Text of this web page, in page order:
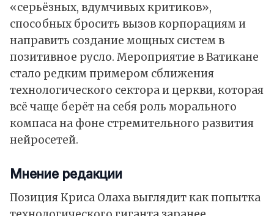
«серьёзных, вдумчивых критиков»,
способных бросить вызов корпорациям и
направить создание мощных систем в
позитивное русло. Мероприятие в Ватикане
стало редким примером сближения
технологического сектора и церкви, которая
всё чаще берёт на себя роль морального
компаса на фоне стремительного развития
нейросетей.
Мнение редакции
Позиция Криса Олаха выглядит как попытка